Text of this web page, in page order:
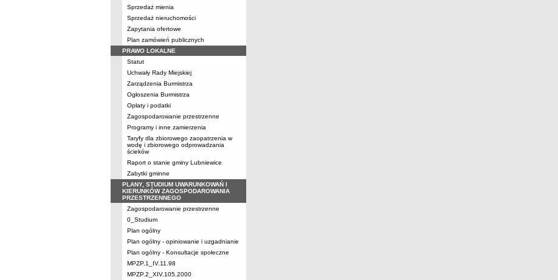
Sprzedaż mienia
Sprzedaż nieruchomości
Zapytania ofertowe
Plan zamówień publicznych
PRAWO LOKALNE
Statut
Uchwały Rady Miejskiej
Zarządzenia Burmistrza
Ogłoszenia Burmistrza
Opłaty i podatki
Zagospodarowanie przestrzenne
Programy i inne zamierzenia
Taryfy dla zbiorowego zaopatrzenia w
wodę i zbiorowego odprowadzania
ścieków
Raport o stanie gminy Lubniewice
Zabytki gminne
PLANY, STUDIUM UWARUNKOWAŃ I
KIERUNKÓW ZAGOSPODAROWANIA
PRZESTRZENNEGO
Zagospodarowanie przestrzenne
0_Studium
Plan ogólny
Plan ogólny - opiniowanie i uzgadnianie
Plan ogólny - Konsultacje społeczne
MPZP.1_IV.11.98
MPZP.2_XIV.105.2000